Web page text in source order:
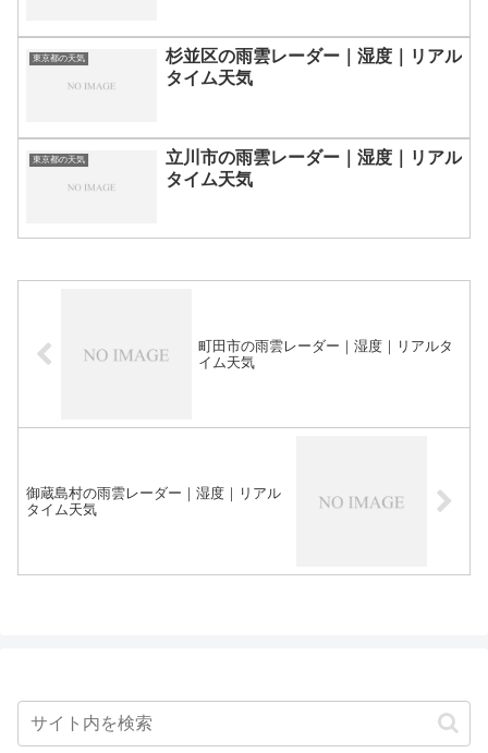
東京都の天気
杉並区の雨雲レーダー｜湿度｜リアル
タイム天気
東京都の天気
立川市の雨雲レーダー｜湿度｜リアル
タイム天気
町田市の雨雲レーダー｜湿度｜リアルタ
イム天気
御蔵島村の雨雲レーダー｜湿度｜リアル
タイム天気